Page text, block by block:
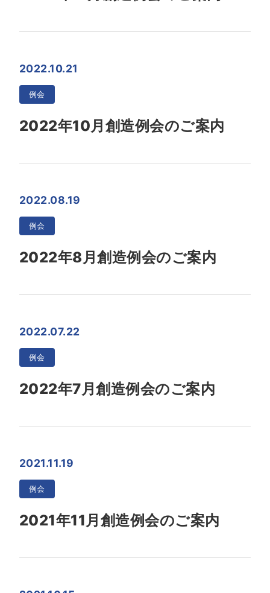
2022.10.21
例会
2022年10月創造例会のご案内
2022.08.19
例会
2022年8月創造例会のご案内
2022.07.22
例会
2022年7月創造例会のご案内
2021.11.19
例会
2021年11月創造例会のご案内